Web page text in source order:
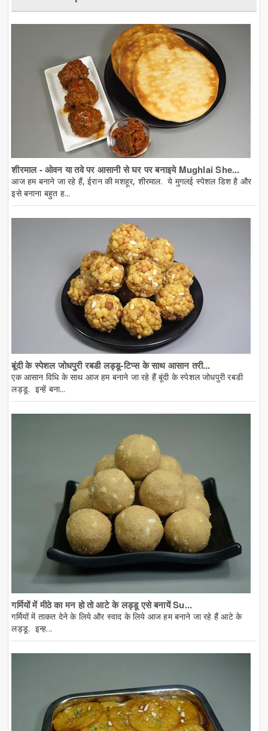
शीरमाल - ओवन या तवे पर आसानी से घर पर बनाइये Mughlai She...
आज हम बनाने जा रहे हैं, ईरान की मशहूर, शीरमाल. ये मुगलई स्पेशल डिश है और
इसे बनाना बहुत ह...
बूंदी के स्पेशल जोधपुरी रबडी लड्डू-टिप्स के साथ आसान तरी...
एक आसान विधि के साथ आज हम बनाने जा रहे हैं बूंदी के स्पेशल जोधपुरी रबडी
लड्डू. इन्हें बना...
गर्मियों में मीठे का मन हो तो आटे के लड्डू एसे बनायें Su...
गर्मियों में ताकत देने के लिये और स्वाद के लिये आज हम बनाने जा रहे हैं आटे के
लड्डू. इन्ह...